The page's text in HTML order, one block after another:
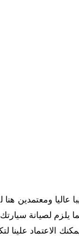
عاليا
يلزم لصيانة سيارتك
الاعتماد علينا